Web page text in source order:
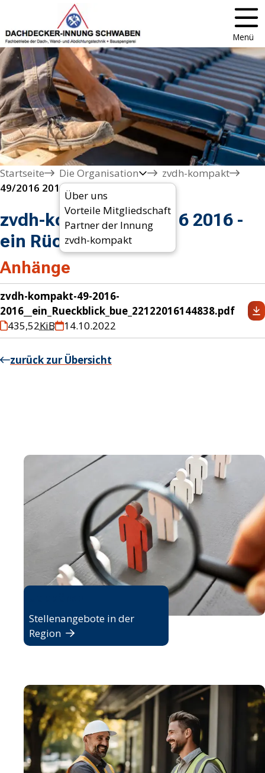
Menü
Startseite
Die Organisation
Über uns
Vorteile Mitgliedschaft
Partner der Innung
zvdh-kompakt
zvdh-kompakt
49/2016 2016 - ein Rückblick
zvdh-kompakt 49/2016 2016 -
ein Rückblick
Anhänge
zvdh-kompakt-49-2016-
2016__ein_Rueckblick_bue_22122016144838.pdf
435,52KiB 14.10.2022
zurück zur Übersicht
Stellenangebote in der
Region